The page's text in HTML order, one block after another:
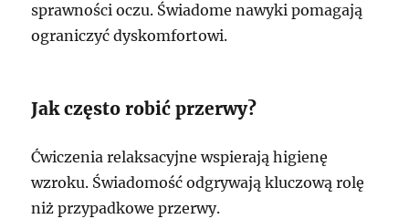
sprawności oczu. Świadome nawyki pomagają
ograniczyć dyskomfortowi.
Jak często robić przerwy?
Ćwiczenia relaksacyjne wspierają higienę
wzroku. Świadomość odgrywają kluczową rolę
niż przypadkowe przerwy.